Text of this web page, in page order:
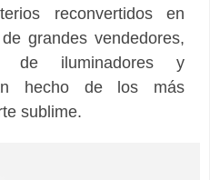
reconvertidos en
grandes vendedores,
de iluminadores y
hecho de los más
sublime.